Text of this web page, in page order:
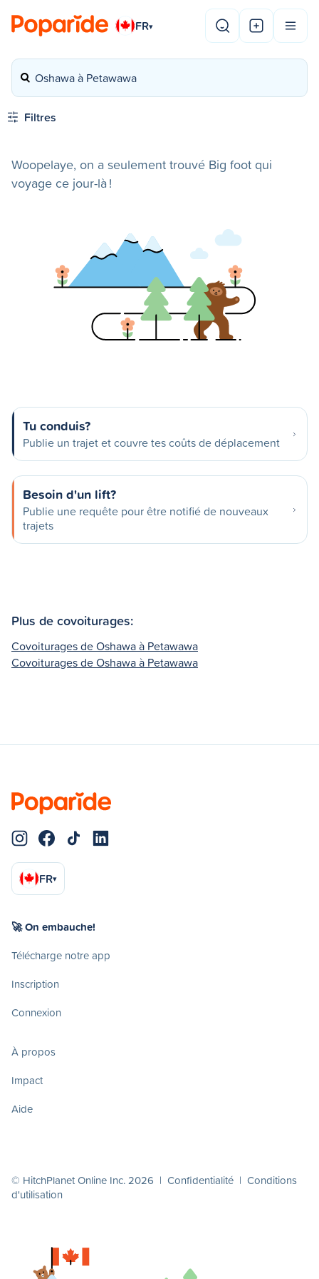
FR▾
Oshawa à Petawawa
Filtres
Woopelaye, on a seulement trouvé Big foot qui
voyage ce jour-là !
Tu conduis?
Publie un trajet et couvre tes coûts de déplacement
Besoin d'un lift?
Publie une requête pour être notifié de nouveaux
trajets
Plus de covoiturages:
Covoiturages de Oshawa à Petawawa
Covoiturages de Oshawa à Petawawa
FR▾
🚀 On embauche!
Télécharge notre app
Inscription
Connexion
À propos
Impact
Aide
© HitchPlanet Online Inc. 2026 | Confidentialité | Conditions
d'utilisation